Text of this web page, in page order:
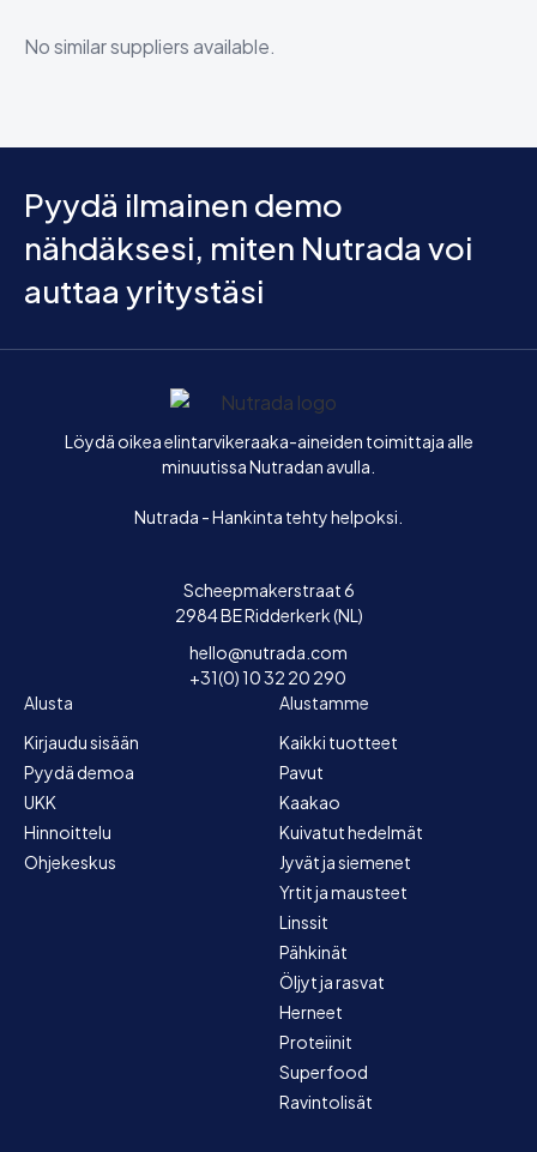
No similar suppliers available.
Pyydä ilmainen demo
nähdäksesi, miten Nutrada voi
auttaa yritystäsi
Etusivu
Löydä oikea elintarvikeraaka-aineiden toimittaja alle
minuutissa Nutradan avulla.
Nutrada - Hankinta tehty helpoksi.
Scheepmakerstraat 6
2984 BE Ridderkerk (NL)
hello@nutrada.com
+31(0) 10 32 20 290
Alusta
Kirjaudu sisään
Pyydä demoa
UKK
Hinnoittelu
Ohjekeskus
Alustamme
Kaikki tuotteet
Pavut
Kaakao
Kuivatut hedelmät
Jyvät ja siemenet
Yrtit ja mausteet
Linssit
Pähkinät
Öljyt ja rasvat
Herneet
Proteiinit
Superfood
Ravintolisät